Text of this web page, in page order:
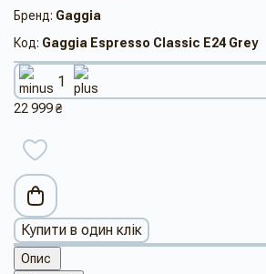
Бренд: Gaggia
Код: Gaggia Espresso Classic E24 Grey
22 999 ₴
Купити в один клік
Опис